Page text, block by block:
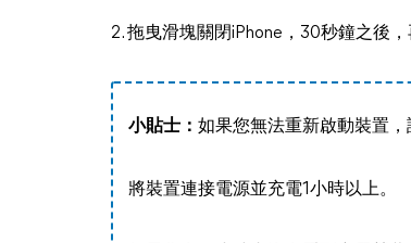
2. 拖曳滑塊關閉iPhone，30秒鐘之後，
小貼士： 如果您無法重新啟動裝置，
將裝置連接電源並充電1小時以上。